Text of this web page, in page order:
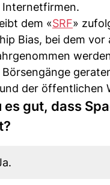
dem «SRF»
Bias, bei dem vor
der öffentlichen
es gut, dass